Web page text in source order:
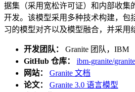
据集（采用宽松许可证）和内部收集
开发。该模型采用多种技术构建，包
习的模型对齐以及模型融合，并采用
开发团队：
Granite 团队，IBM
GitHub 仓库：
ibm-granite/
网站：
Granite 文档
论文：
Granite 3.0 语言模型